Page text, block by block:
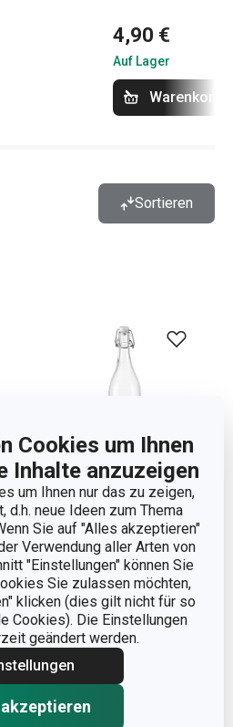
Cookies um Ihnen
Inhalte anzuzeigen
um Ihnen nur das zu zeigen,
d.h. neue Ideen zum Thema
Sie auf "Alles akzeptieren"
Verwendung aller Arten von
"Einstellungen" können Sie
Sie zulassen möchten,
klicken (dies gilt nicht für so
Cookies). Die Einstellungen
geändert werden.
4,90 €
Auf Lager
Warenkorb
Sortieren
Flasche mit
Bügelverschluss DELLA
CASA 1000 ml
4,90 €
Auf Lager
Warenkorb